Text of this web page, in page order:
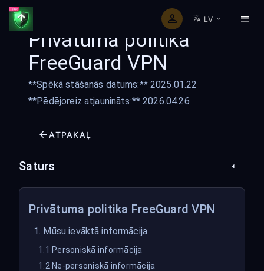
LV
Privātuma politika
FreeGuard VPN
**Spēkā stāšanās datums:** 2025.01.22
**Pēdējoreiz atjaunināts:** 2026.04.26
ATPAKAĻ
Saturs
Privātuma politika FreeGuard VPN
1. Mūsu ievāktā informācija
1.1 Personiskā informācija
1.2 Ne-personiskā informācija